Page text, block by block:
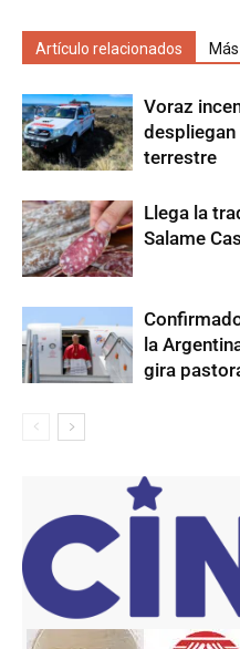
Artículo relacionados
Voraz
terrestre
Llega la
Salame
la
gira